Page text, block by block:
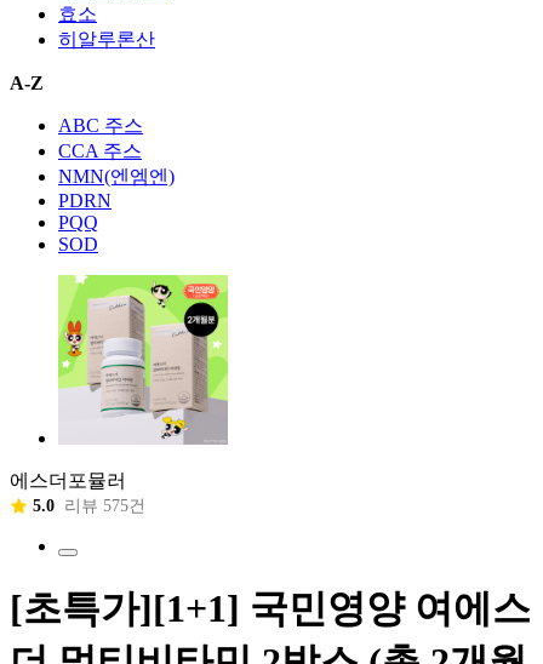
효소
히알루론산
A-Z
ABC 주스
CCA 주스
NMN(엔엠엔)
PDRN
PQQ
SOD
에스더포뮬러
5.0 리뷰 575건
[초특가][1+1] 국민영양 여에스